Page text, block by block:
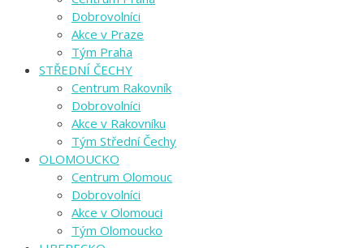
Dobrovolníci
Akce v Praze
Tým Praha
STŘEDNÍ ČECHY
Centrum Rakovník
Dobrovolníci
Akce v Rakovníku
Tým Střední Čechy
OLOMOUCKO
Centrum Olomouc
Dobrovolníci
Akce v Olomouci
Tým Olomoucko